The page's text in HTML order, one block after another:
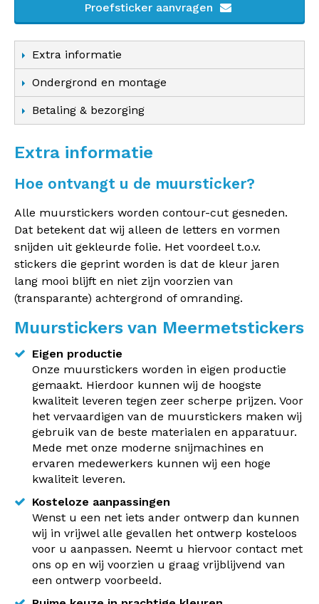
Proefsticker aanvragen
Extra informatie
Ondergrond en montage
Betaling & bezorging
Extra informatie
Hoe ontvangt u de muursticker?
Alle muurstickers worden contour-cut gesneden.
Dat betekent dat wij alleen de letters en vormen
snijden uit gekleurde folie. Het voordeel t.o.v.
stickers die geprint worden is dat de kleur jaren
lang mooi blijft en niet zijn voorzien van
(transparante) achtergrond of omranding.
Muurstickers van Meermetstickers
Eigen productie
Onze muurstickers worden in eigen productie
gemaakt. Hierdoor kunnen wij de hoogste
kwaliteit leveren tegen zeer scherpe prijzen. Voor
het vervaardigen van de muurstickers maken wij
gebruik van de beste materialen en apparatuur.
Mede met onze moderne snijmachines en
ervaren medewerkers kunnen wij een hoge
kwaliteit leveren.
Kosteloze aanpassingen
Wenst u een net iets ander ontwerp dan kunnen
wij in vrijwel alle gevallen het ontwerp kosteloos
voor u aanpassen. Neemt u hiervoor contact met
ons op en wij voorzien u graag vrijblijvend van
een ontwerp voorbeeld.